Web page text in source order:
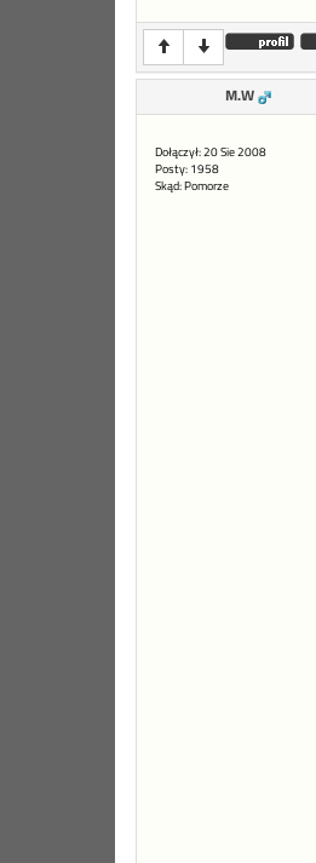
M.W
Dołączył: 20 Sie 2008
Posty: 1958
Skąd: Pomorze